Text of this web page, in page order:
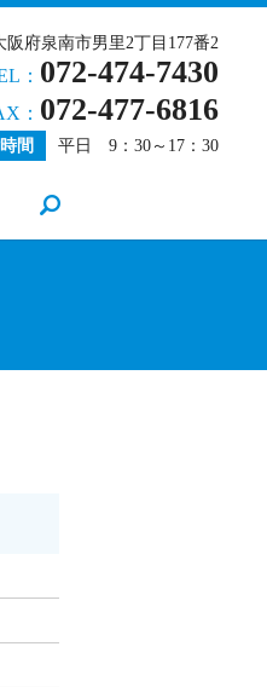
府泉南市男里2丁目177番2
： 072-474-7430
： 072-477-6816
間 平日 9：30～17：30